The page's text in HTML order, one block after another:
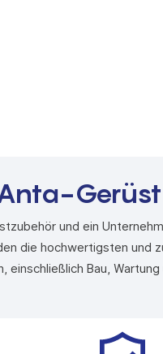
Gerüst
und ein
die hochwertigsten
Bau,